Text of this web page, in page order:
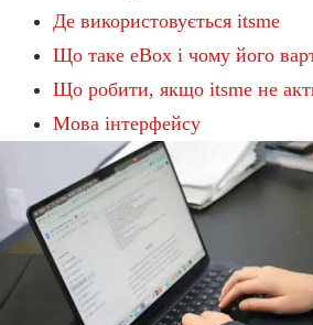
Де використовується itsme
Що таке eBox і чому його
Що робити, якщо itsme не
Мова інтерфейсу